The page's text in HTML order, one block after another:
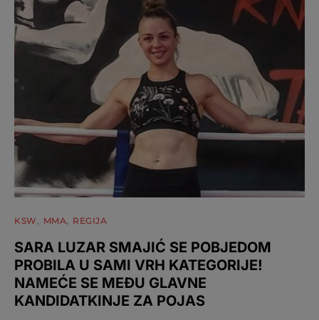
KSW MMA REGIJA
SARA LUZAR SMAJIĆ SE POBJEDOM
PROBILA U SAMI VRH KATEGORIJE!
NAMEĆE SE MEĐU GLAVNE
KANDIDATKINJE ZA POJAS